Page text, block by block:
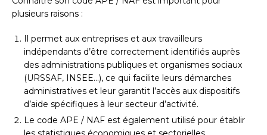
plusieurs raisons :
Il permet aux entreprises et aux travailleurs
indépendants d’être correctement identifiés auprès
des administrations publiques et organismes sociaux
(URSSAF, INSEE…), ce qui facilite leurs démarches
administratives et leur garantit l’accès aux dispositifs
d’aide spécifiques à leur secteur d’activité.
Le code APE / NAF est également utilisé pour établir